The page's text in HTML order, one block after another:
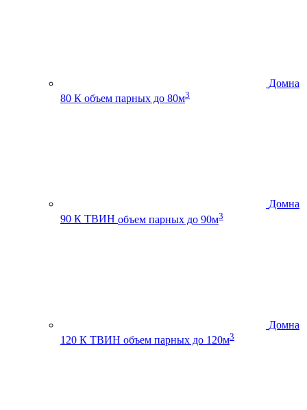
Домна
80 К объем парных до 80м3
Домна
90 К ТВИН объем парных до 90м3
Домна
120 К ТВИН объем парных до 120м3